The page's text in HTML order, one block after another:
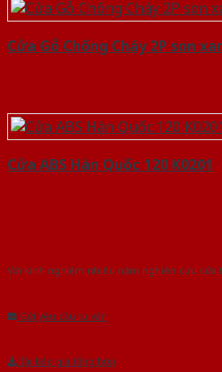
Cửa Gỗ Chống Cháy 2P son
Cửa ABS Hàn Quốc 120 K0201
Với kinh nghiệm nhiêu năm nghiên cứu cửa
Gửi yêu cầu tư vấn
Tải báo giá tổng hợp